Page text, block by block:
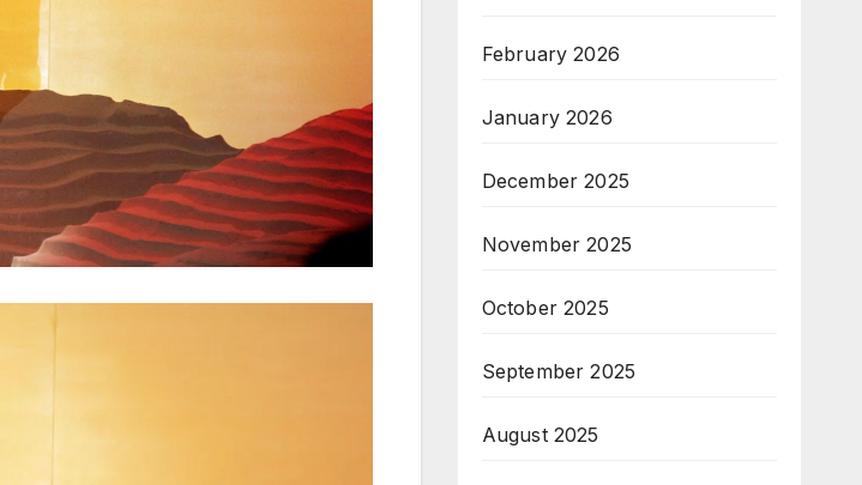
February 2026
January 2026
December 2025
November 2025
October 2025
September 2025
August 2025